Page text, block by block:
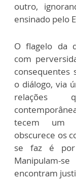
outro,
ensinado pelo
O flagelo da
com
consequentes
o diálogo, via
relações
tecem um
obscurece os
se faz é por
Manipulam-
encontram